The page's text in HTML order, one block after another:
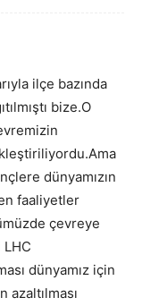
ilçe bazında
bize.O
dünyamızın
faaliyetler
çevreye
dünyamız için